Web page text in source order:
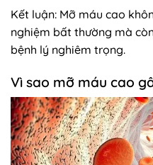
Kết luận: Mỡ máu cao
nghiệm bất thường mà
bệnh lý nghiêm trọng.
Vì sao mỡ máu cao